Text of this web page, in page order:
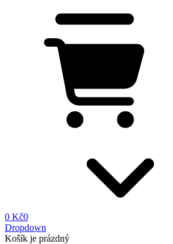
0 Kč0
Dropdown
Košík je prázdný